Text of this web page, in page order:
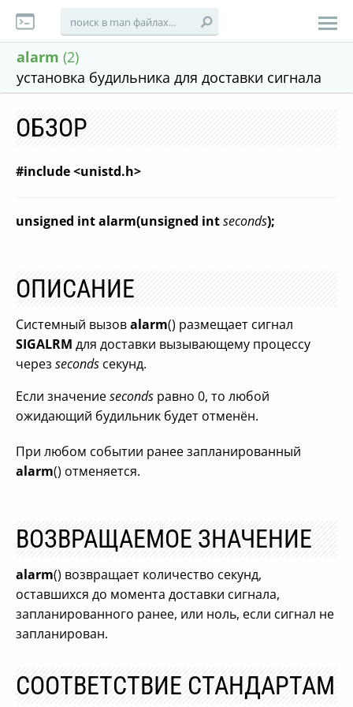
alarm (2)
установка будильника для доставки сигнала
ОБЗОР
#include <unistd.h>
unsigned int alarm(unsigned intseconds);
ОПИСАНИЕ
Системный вызовalarm() размещает сигнал
SIGALRM для доставки вызывающему процессу
через seconds секунд.
Если значениеseconds равно 0, то любой
ожидающий будильник будет отменён.
При любом событии ранее запланированный
alarm() отменяется.
ВОЗВРАЩАЕМОЕ ЗНАЧЕНИЕ
alarm() возвращает количество секунд,
оставшихся до момента доставки сигнала,
запланированного ранее, или ноль, если сигнал не
запланирован.
СООТВЕТСТВИЕ СТАНДАРТАМ